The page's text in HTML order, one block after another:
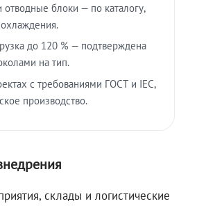
блоки — по каталогу,
до 120 % — подтверждена
на тип.
с требованиями ГОСТ и IEC,
производство.
склады и логистические